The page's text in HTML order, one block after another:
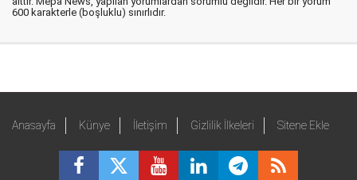
600 karakterle (boşluklu) sınırlıdır.
Anasayfa Künye İletişim Gizlilik İlkeleri Sitene Ekle